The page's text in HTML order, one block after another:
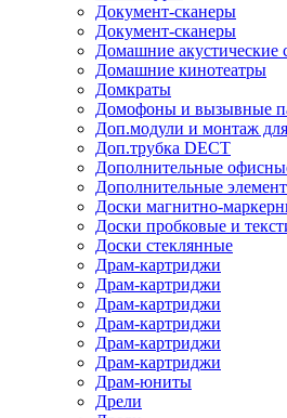
Документ-сканеры
Документ-сканеры
Домашние акустические
Домашние кинотеатры
Домкраты
Домофоны и вызывные
Доп.модули и монтаж
Доп.трубка DECT
Дополнительные
Дополнительные
Доски магнитно-
Доски пробковые и
Доски стеклянные
Драм-картриджи
Драм-картриджи
Драм-картриджи
Драм-картриджи
Драм-картриджи
Драм-картриджи
Драм-юниты
Дрели